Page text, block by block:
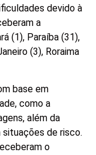
devido à
a
(1), Paraíba (31),
(3), Roraima
base em
como a
além da
de risco.
o